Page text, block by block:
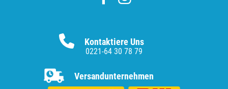
Kontaktiere Uns
0221-64 30 78 79
Versandunternehmen